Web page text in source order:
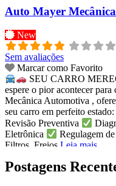
Auto Mayer
New
Sem avaliações
Marcar como Favorito
SEU CARRO
espere o pior acontecer
Mecânica Automotiva ,
seu carro em perfeito estado:
Revisão Preventiva
Eletrônica
Regulagem
Filtros, Freios Leia mais...
Postagens